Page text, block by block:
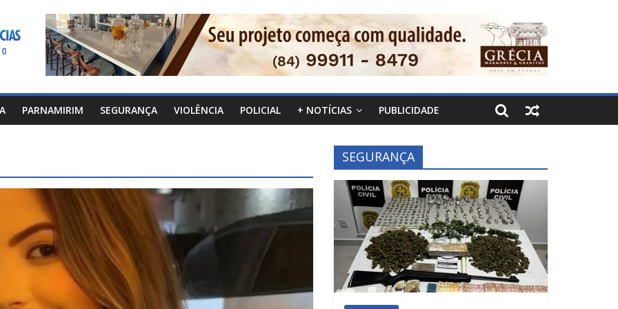
PARNAMIRIM SEGURANÇA VIOLÊNCIA POLICIAL + NOTÍCIAS PUBLICIDADE
SEGURANÇA